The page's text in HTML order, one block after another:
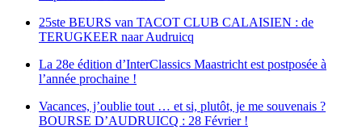
25ste BEURS van TACOT CLUB CALAISIEN : de
TERUGKEER naar Audruicq
La 28e édition d’InterClassics Maastricht est postposée à
l’année prochaine !
Vacances, j’oublie tout … et si, plutôt, je me souvenais ?
BOURSE D’AUDRUICQ : 28 Février !